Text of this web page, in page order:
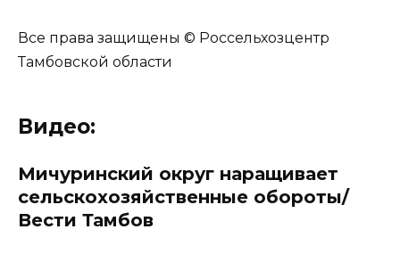
Все права защищены © Россельхозцентр
Тамбовской области
Видео:
Мичуринский округ наращивает
сельскохозяйственные обороты/
Вести Тамбов